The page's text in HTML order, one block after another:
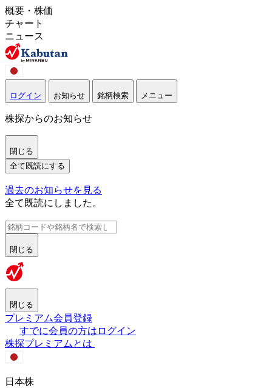
概要・株価
チャート
ニュース
ログイン お知らせ 銘柄検索 メニュー
株探からのお知らせ
閉じる
全て既読にする
過去のお知らせを見る
全て既読にしました。
閉じる
閉じる
プレミアム会員登録
すでに会員の方はログイン
株探プレミアムとは
日本株